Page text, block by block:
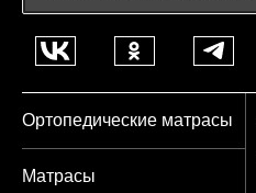
Ортопедические матрасы
Матрасы